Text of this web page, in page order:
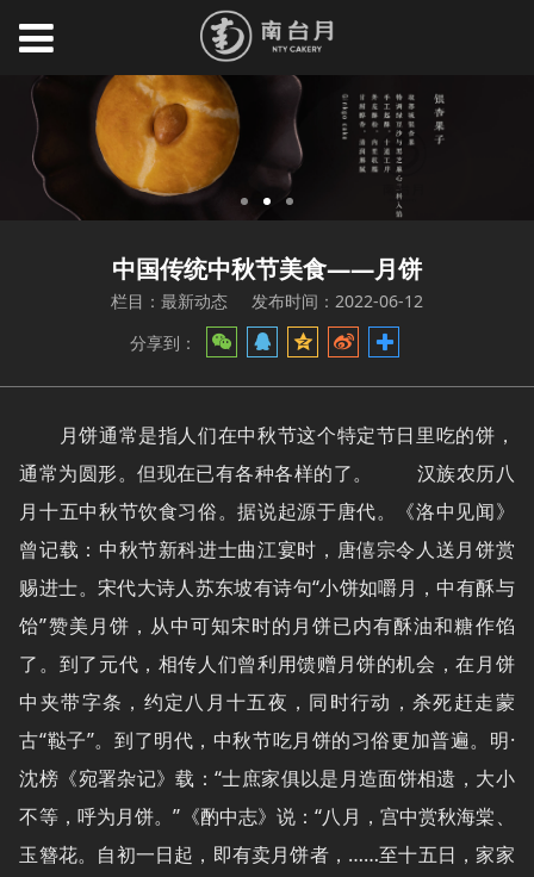
中国传统中秋节美食——月饼
栏目：最新动态
发布时间：2022-06-12
分享到：
月饼通常是指人们在中秋节这个特定节日里吃的饼，
通常为圆形。但现在已有各种各样的了。 汉族农历八
月十五中秋节饮食习俗。据说起源于唐代。《洛中见闻》
曾记载：中秋节新科进士曲江宴时，唐僖宗令人送月饼赏
赐进士。宋代大诗人苏东坡有诗句“小饼如嚼月，中有酥与
饴”赞美月饼，从中可知宋时的月饼已内有酥油和糖作馅
了。到了元代，相传人们曾利用馈赠月饼的机会，在月饼
中夹带字条，约定八月十五夜，同时行动，杀死赶走蒙
古“鞑子”。到了明代，中秋节吃月饼的习俗更加普遍。明·
沈榜《宛署杂记》载：“士庶家俱以是月造面饼相遗，大小
不等，呼为月饼。”《酌中志》说：“八月，宫中赏秋海棠、
玉簪花。自初一日起，即有卖月饼者，……至十五日，家家